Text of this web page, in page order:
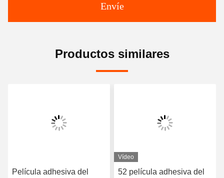
Envíe
Productos similares
Película adhesiva del
Vídeo
52 película adhesiva del